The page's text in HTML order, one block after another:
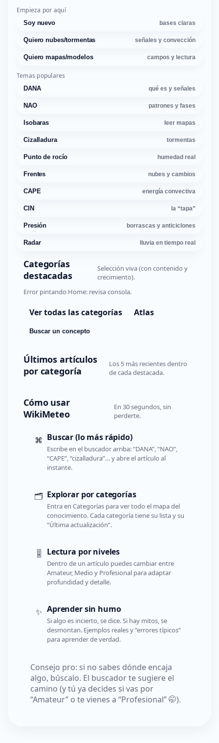
Empieza por aquí
Soy nuevo bases claras
Quiero nubes/tormentas señales y convección
Quiero mapas/modelos campos y lectura
Temas populares
DANA qué es y señales
NAO patrones y fases
Isobaras leer mapas
Cizalladura tormentas
Punto de rocío humedad real
Frentes nubes y cambios
CAPE energía convectiva
CIN la “tapa”
Presión borrascas y anticiclones
Radar lluvia en tiempo real
Categorías
destacadas
Selección viva (con contenido y
crecimiento).
Error pintando Home: revisa consola.
Ver todas las categorías Atlas
Buscar un concepto
Últimos artículos
por categoría
Los 5 más recientes dentro
de cada destacada.
Cómo usar
WikiMeteo
En 30 segundos, sin
perderte.
⌘ Buscar (lo más rápido)
Escribe en el buscador arriba: “DANA”, “NAO”,
“CAPE”, “cizalladura”… y abre el artículo al
instante.
🗂️ Explorar por categorías
Entra en Categorías para ver todo el mapa del
conocimiento. Cada categoría tiene su lista y su
“Última actualización”.
🎚️ Lectura por niveles
Dentro de un artículo puedes cambiar entre
Amateur, Medio y Profesional para adaptar
profundidad y detalle.
✨ Aprender sin humo
Si algo es incierto, se dice. Si hay mitos, se
desmontan. Ejemplos reales y “errores típicos”
para aprender de verdad.
Consejo pro: si no sabes dónde encaja
algo, búscalo. El buscador te sugiere el
camino (y tú ya decides si vas por
“Amateur” o te vienes a “Profesional” 🤭).